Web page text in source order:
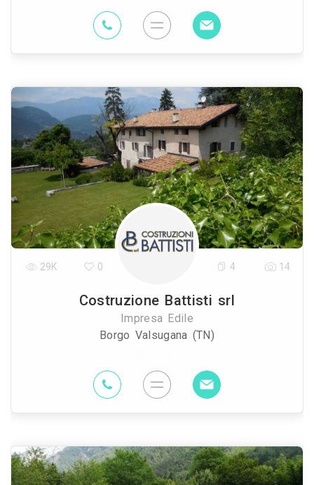
Costruzione Battisti srl
Impresa Edile
Borgo Valsugana (TN)
29K 0 4 14